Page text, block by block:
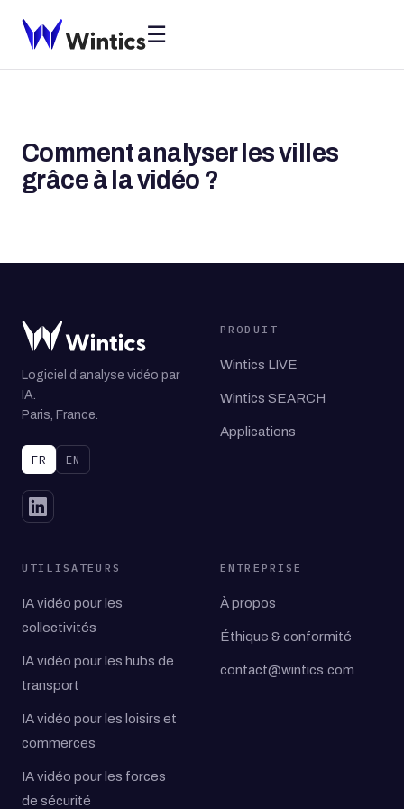
☰
Comment analyser les villes
grâce à la vidéo ?
Logiciel d’analyse vidéo par
IA.
Paris, France.
FR EN
PRODUIT
Wintics LIVE
Wintics SEARCH
Applications
UTILISATEURS
IA vidéo pour les
collectivités
IA vidéo pour les hubs de
transport
IA vidéo pour les loisirs et
commerces
IA vidéo pour les forces
de sécurité
ENTREPRISE
À propos
Éthique & conformité
contact@wintics.com